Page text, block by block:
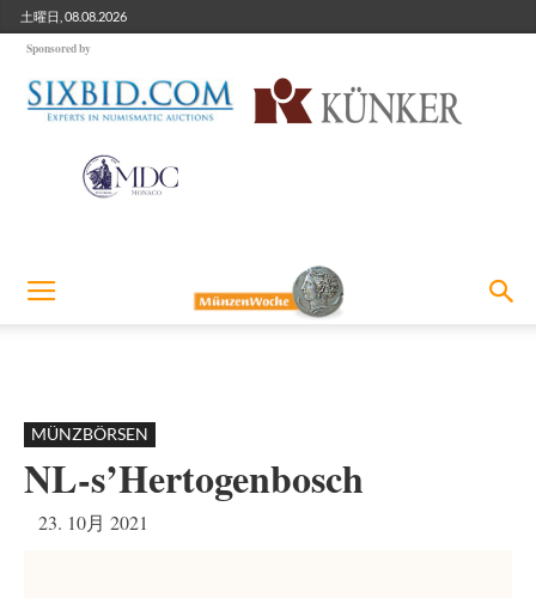
土曜日, 08.08.2026
Sponsored by
MÜNZBÖRSEN
NL-s’Hertogenbosch
23. 10月 2021